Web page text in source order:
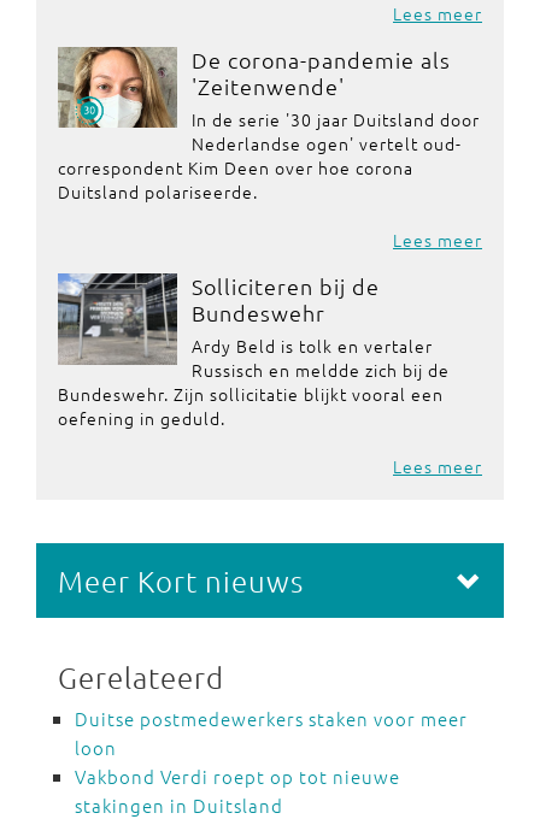
Lees meer
De corona-pandemie als
'Zeitenwende'
In de serie '30 jaar Duitsland door
Nederlandse ogen' vertelt oud-
correspondent Kim Deen over hoe corona
Duitsland polariseerde.
Lees meer
Solliciteren bij de
Bundeswehr
Ardy Beld is tolk en vertaler
Russisch en meldde zich bij de
Bundeswehr. Zijn sollicitatie blijkt vooral een
oefening in geduld.
Lees meer
Meer Kort nieuws
Gerelateerd
Duitse postmedewerkers staken voor meer
loon
Vakbond Verdi roept op tot nieuwe
stakingen in Duitsland